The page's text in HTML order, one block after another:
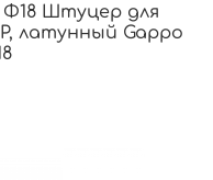
Φ18 Штуцер для
латунный Gappo